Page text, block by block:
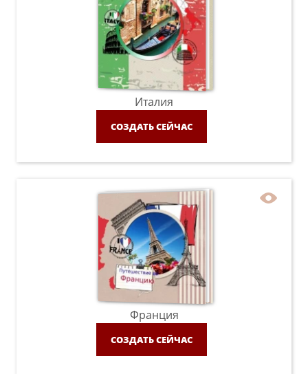
Италия
СОЗДАТЬ СЕЙЧАС
Франция
СОЗДАТЬ СЕЙЧАС